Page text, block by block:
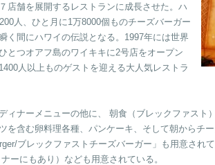
店舗を展開するレストランに成長させた。ハ
人、ひと月に1万8000個ものチーズバーガー
く間にハワイの伝説となる。1997年には世界
とつオアフ島のワイキキに2号店をオープン
人以上ものゲストを迎える大人気レストラ
ィナーメニューの他に、 朝食（ブレックファスト
を含む卵料理各種、パンケーキ、そして朝からチ
ブレックファストチーズバーガー」も用意され
ーにもあり）なども用意されている。